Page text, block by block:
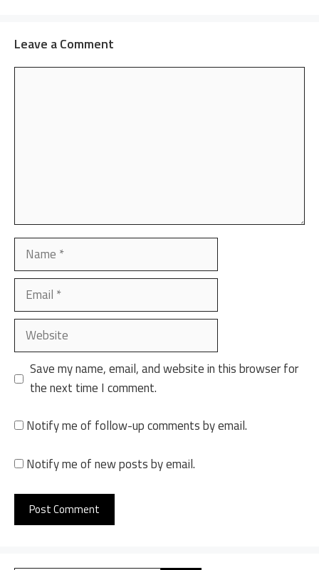
Leave a Comment
Name
Email
Website
Save my name, email, and website in this browser for
the next time I comment.
Notify me of follow-up comments by email.
Notify me of new posts by email.